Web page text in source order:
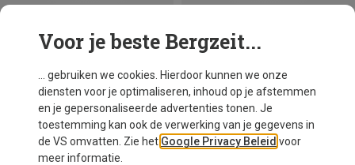
Je bespaart tot 22% Je bespaart tot 25%
Voor je beste Bergzeit...
... gebruiken we cookies. Hierdoor kunnen we onze
diensten voor je optimaliseren, inhoud op je afstemmen
en je gepersonaliseerde advertenties tonen. Je
toestemming kan ook de verwerking van je gegevens in
de VS omvatten. Zie het Google Privacy Beleid voor
meer informatie.